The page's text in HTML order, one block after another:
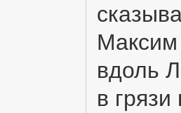
Максим
вдоль
в